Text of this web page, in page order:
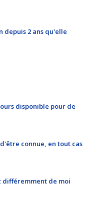
depuis 2 ans qu'elle
disponible pour de
connue, en tout cas
différemment de moi